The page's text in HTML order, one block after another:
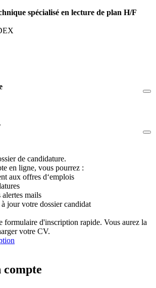
spécialisé en lecture de plan H/F
de candidature.
en ligne, vous pourrez :
aux offres d‘emplois
alertes mails
jour votre dossier candidat
formulaire d'inscription rapide. Vous aurez la
votre CV.
compte